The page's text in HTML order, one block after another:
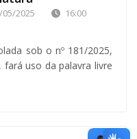
05/2025
16:00
sob o nº 181/2025,
uso da palavra livre